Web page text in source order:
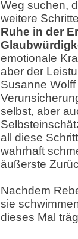
Weg suchen,
weitere
Ruhe in der
emotionale
aber der
Susanne
selbst, aber
all diese
wahrhaft
äußerste
Nachdem
sie
dieses Mal